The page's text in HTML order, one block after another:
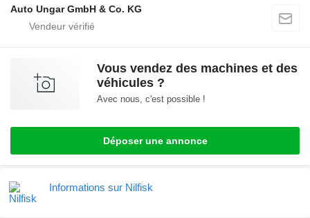
Auto Ungar GmbH & Co. KG
Vous vendez des machines et des
véhicules ?
Avec nous, c'est possible !
Déposer une annonce
Informations sur Nilfisk